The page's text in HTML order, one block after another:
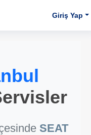
Giriş Yap
SEAT